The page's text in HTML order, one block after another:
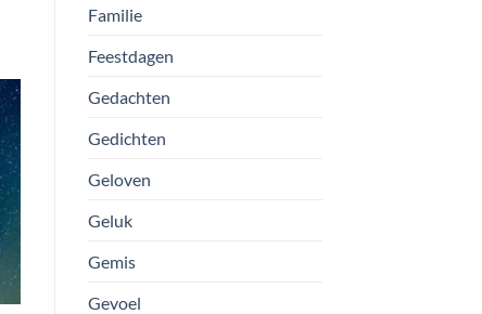
Familie
Feestdagen
Gedachten
Gedichten
Geloven
Geluk
Gemis
Gevoel